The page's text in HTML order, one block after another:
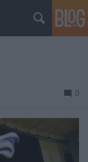
0